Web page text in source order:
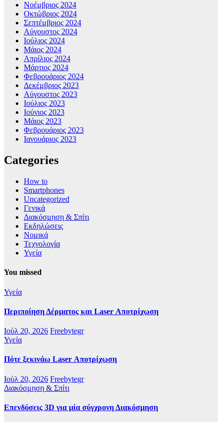
Νοέμβριος 2024
Οκτώβριος 2024
Σεπτέμβριος 2024
Αύγουστος 2024
Ιούλιος 2024
Μάιος 2024
Απρίλιος 2024
Μάρτιος 2024
Φεβρουάριος 2024
Δεκέμβριος 2023
Αύγουστος 2023
Ιούλιος 2023
Ιούνιος 2023
Μάιος 2023
Φεβρουάριος 2023
Ιανουάριος 2023
Categories
How to
Smartphones
Uncategorized
Γενικά
Διακόσμηση & Σπίτι
Εκδηλώσεις
Νομικά
Τεχνολογία
Υγεία
You missed
Υγεία
Περιποίηση Δέρματος και Laser Αποτρίχωση
Ιούλ 20, 2026 Freebytegr
Υγεία
Πότε ξεκινάω Laser Αποτρίχωση
Ιούλ 20, 2026 Freebytegr
Διακόσμηση & Σπίτι
Επενδύσεις 3D για μία σύγχρονη Διακόσμηση